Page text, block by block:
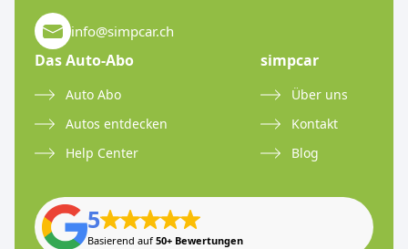
info@simpcar.ch
Das Auto-Abo
Auto Abo
Autos entdecken
Help Center
simpcar
Über uns
Kontakt
Blog
5
Basierend auf50+ Bewertungen